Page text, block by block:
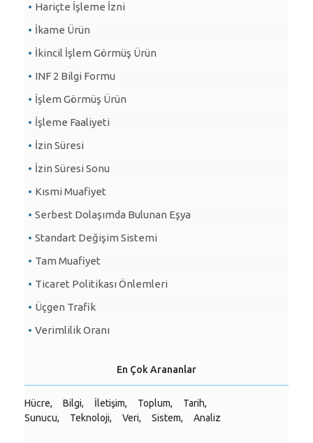
Hariçte İşleme İzni
İkame Ürün
İkincil İşlem Görmüş Ürün
INF 2 Bilgi Formu
İşlem Görmüş Ürün
İşleme Faaliyeti
İzin Süresi
İzin Süresi Sonu
Kısmi Muafiyet
Serbest Dolaşımda Bulunan Eşya
Standart Değişim Sistemi
Tam Muafiyet
Ticaret Politikası Önlemleri
Üçgen Trafik
Verimlilik Oranı
En Çok Arananlar
Hücre, Bilgi, İletişim, Toplum,
Tarih,
Sunucu,
Teknoloji, Veri, Sistem, Analiz